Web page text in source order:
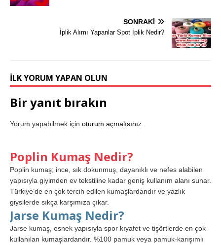
SONRAKI
İplik Alımı Yapanlar Spot İplik Nedir?
İLK YORUM YAPAN OLUN
Bir yanıt bırakın
Yorum yapabilmek için oturum açmalısınız
Poplin Kumaş Nedir?
Poplin kumaş; ince, sık dokunmuş, dayanıklı ve nefes alabilen
yapısıyla giyimden ev tekstiline kadar geniş kullanım alanı sunar.
Türkiye’de en çok tercih edilen kumaşlardandır ve yazlık
giysilerde sıkça karşımıza çıkar.
Jarse Kumaş Nedir?
Jarse kumaş, esnek yapısıyla spor kıyafet ve tişörtlerde en çok
kullanılan kumaşlardandır. %100 pamuk veya pamuk-karışımlı